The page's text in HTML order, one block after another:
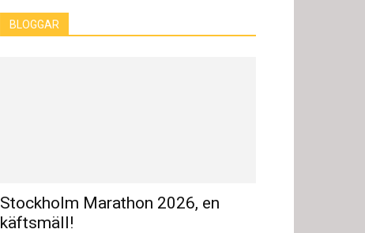
BLOGGAR
Stockholm Marathon 2026, en
käftsmäll!